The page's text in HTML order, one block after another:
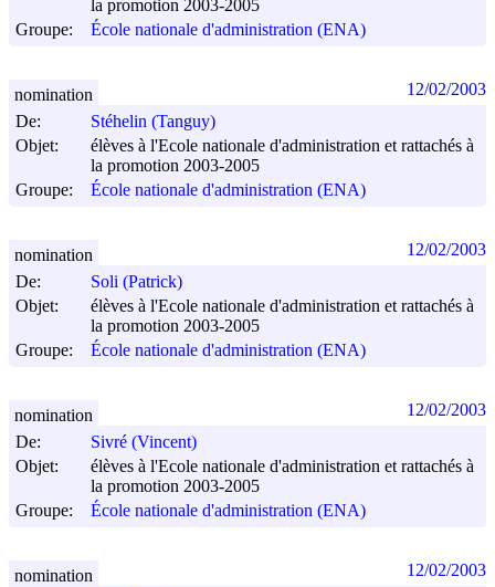
la promotion 2003-2005
Groupe:
École nationale d'administration (ENA)
De:
Stéhelin (Tanguy)
Objet:
élèves à l'Ecole nationale d'administration et rattachés à
la promotion 2003-2005
Groupe:
École nationale d'administration (ENA)
nomination 12/02/2003
De:
Soli (Patrick)
Objet:
élèves à l'Ecole nationale d'administration et rattachés à
la promotion 2003-2005
Groupe:
École nationale d'administration (ENA)
nomination 12/02/2003
De:
Sivré (Vincent)
Objet:
élèves à l'Ecole nationale d'administration et rattachés à
la promotion 2003-2005
Groupe:
École nationale d'administration (ENA)
nomination 12/02/2003
nomination 12/02/2003